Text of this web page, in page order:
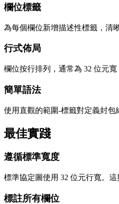
欄位標籤
為每個欄位新增描述性標籤，清
行式佈局
欄位按行排列，通常為 32 位元寬
簡單語法
使用直觀的範圍-標籤對定義封包
最佳實踐
遵循標準寬度
標準協定圖使用 32 位元行寬。這
標註所有欄位